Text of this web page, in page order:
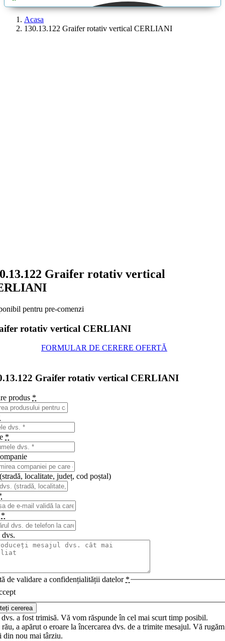
Acasa
130.13.122 Graifer rotativ vertical CERLIANI
Graifer rotativ vertical
pentru pre-comenzi
rotativ vertical CERLIANI
FORMULAR DE CERERE OFERTĂ
Graifer rotativ vertical CERLIANI
produs *
*
localitate, județ, cod poștal)
*
de validare a confidențialității datelor *
cererea
dvs. a fost trimisă. Vă vom răspunde în cel mai scurt timp posibil.
a apărut o eroare la încercarea dvs. de a trimite mesajul. Vă
din nou mai târziu.